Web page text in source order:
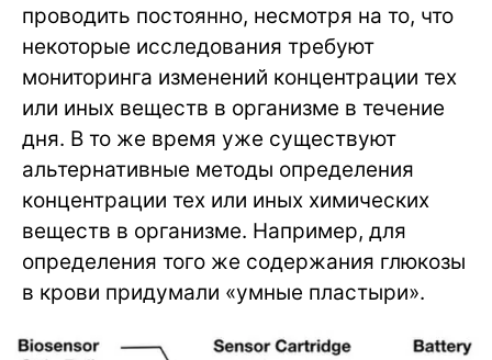
проводить постоянно, несмотря на то, что
некоторые исследования требуют
мониторинга изменений концентрации тех
или иных веществ в организме в течение
дня. В то же время уже существуют
альтернативные методы определения
концентрации тех или иных химических
веществ в организме. Например, для
определения того же содержания глюкозы
в крови придумали «умные пластыри».